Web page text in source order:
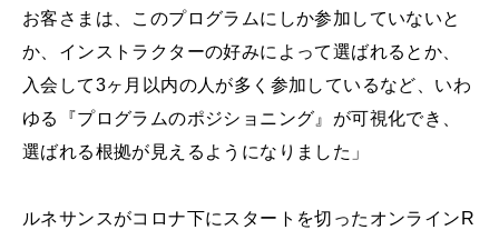
お客さまは、このプログラムにしか参加していないと
か、インストラクターの好みによって選ばれるとか、
入会して3ヶ月以内の人が多く参加しているなど、いわ
ゆる『プログラムのポジショニング』が可視化でき、
選ばれる根拠が見えるようになりました」
ルネサンスがコロナ下にスタートを切ったオンラインR